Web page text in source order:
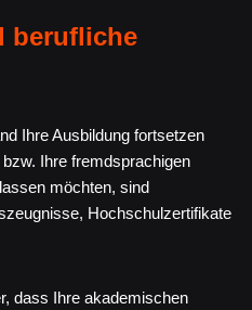
berufliche
Ihre Ausbildung fortsetzen
Ihre fremdsprachigen
möchten, sind
Hochschulzertifikate
dass Ihre akademischen